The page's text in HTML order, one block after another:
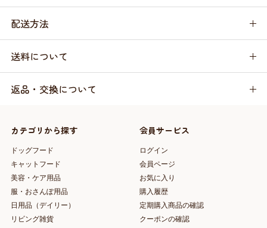
配送方法
送料について
返品・交換について
カテゴリから探す
ドッグフード
キャットフード
美容・ケア用品
服・おさんぽ用品
日用品（デイリー）
リビング雑貨
会員サービス
ログイン
会員ページ
お気に入り
購入履歴
定期購入商品の確認
クーポンの確認